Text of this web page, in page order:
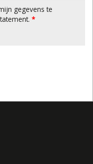
gegevens te
*